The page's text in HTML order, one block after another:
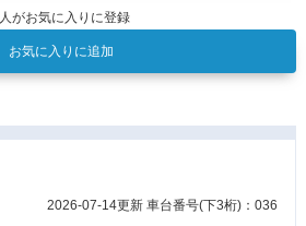
人がお気に入りに登録
お気に入りに追加
2026-07-14更新 車台番号(下3桁)：036